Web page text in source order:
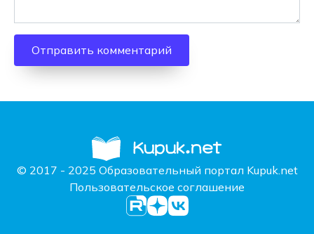
© 2017 - 2025 Образовательный портал Kupuk.net
Пользовательское соглашение